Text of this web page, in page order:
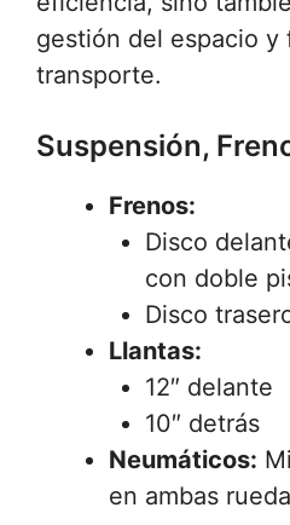
gestión del espacio y
transporte.
Suspensión,
Frenos:
Disco
con doble
Disco
Llantas:
12″ delante
10″ detrás
Neumáticos:
en ambas